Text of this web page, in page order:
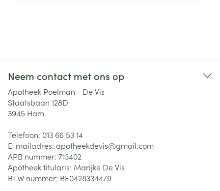
Neem contact met ons op
Apotheek Poelman - De Vis
Staatsbaan 128D
3945 Ham
Telefoon: 013 66 53 14
E-mailadres: apotheekdevis@gmail.com
APB nummer: 713402
Apotheek titularis: Marijke De Vis
BTW nummer: BE0428334479